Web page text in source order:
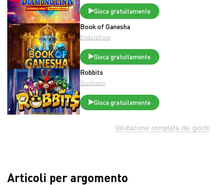
Gioca gratuitamente
Book of Ganesha
Endorphina
Gioca gratuitamente
Robbits
Quickspin
Gioca gratuitamente
Valutazione completa dei giochi
Articoli per argomento